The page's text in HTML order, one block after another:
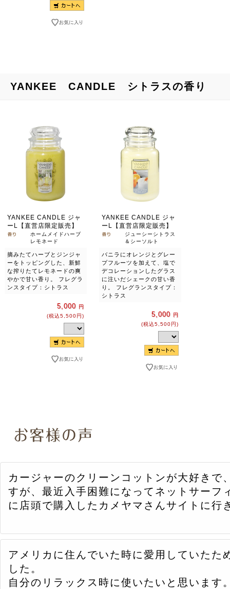
YANKEE CANDLE シトラスの香り
YANKEE CANDLE ジャ
ーL【直営店限定販売】
ホームメイドハーブ
レモネード
摘みたてハーブとジンジャ
ーをトッピングした、新鮮
な搾りたてレモネードの爽
やかで甘い香り。 フレグラ
ンスタイプ：シトラス
5,000 円
(税込5,500円)
YANKEE CANDLE ジャ
ーL【直営店限定販売】
ジューシーシトラス
＆シーソルト
バニラにオレンジとグレー
プフルーツを加えて、塩で
デコレーションしたグラス
に注いだシェークの甘い香
り。 フレグランスタイプ：
シトラス
5,000 円
(税込5,500円)
カージャーのクリーンコットンが大好きで
すが、最近入手困難になってネットサーフ
に店頭で購入したカメヤマさんサイトに行
アメリカに住んでいた時に愛用していたた
した。
自分のリラックス時に使いたいと思います